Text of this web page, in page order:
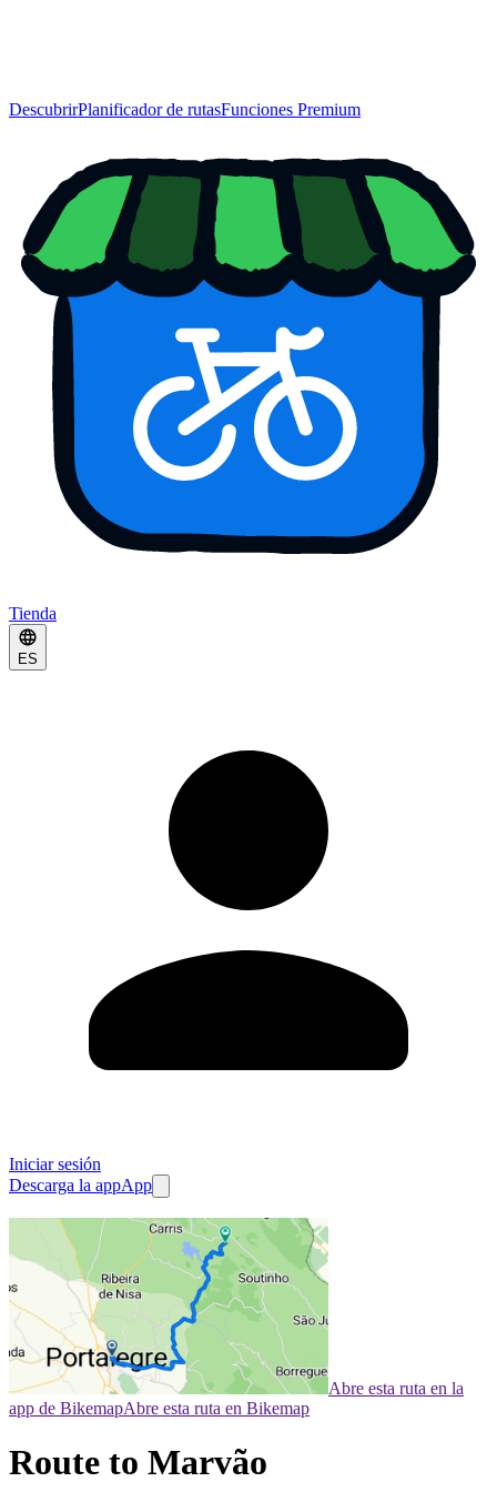
DescubrirPlanificador de rutasFunciones Premium
Tienda
ES
Iniciar sesión
Descarga la appApp
Abre esta ruta en la
app de BikemapAbre esta ruta en Bikemap
Route to Marvão